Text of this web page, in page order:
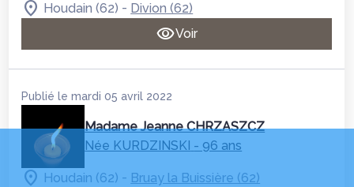
Houdain (62) - Divion (62)
Voir
Publié le mardi 05 avril 2022
Madame Jeanne CHRZASZCZ
Née KURDZINSKI - 96 ans
Houdain (62) - Bruay la Buissière (62)